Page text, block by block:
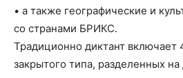
• а также географические и
со странами БРИКС.
Традиционно диктант включает
закрытого типа, разделенных